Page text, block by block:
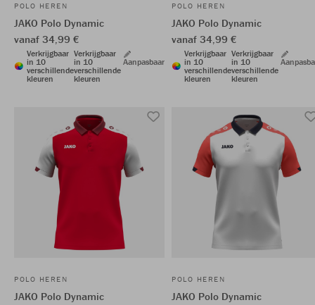
POLO HEREN
JAKO Polo Dynamic
vanaf 34,99 €
Verkrijgbaar
in 10
verschillende
kleuren
Verkrijgbaar
in 10
verschillende
kleuren
Aanpasbaar
POLO HEREN
JAKO Polo Dynamic
vanaf 34,99 €
Verkrijgbaar
in 10
verschillende
kleuren
Verkrijgbaar
in 10
verschillende
kleuren
POLO HEREN
JAKO Polo Dynamic
POLO HEREN
JAKO Polo Dynamic